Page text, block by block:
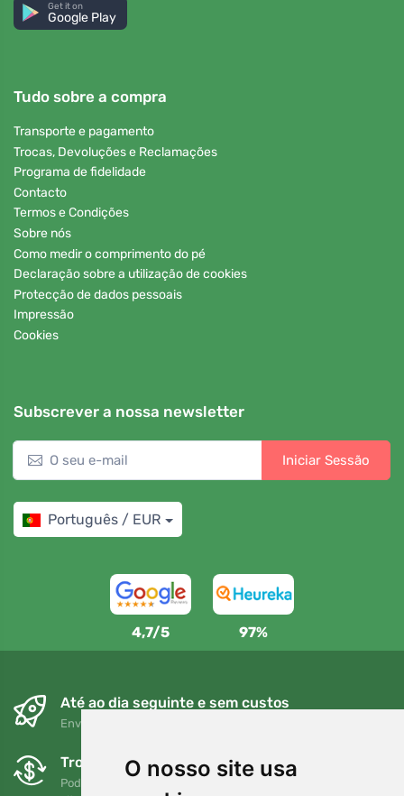
O nosso site usa
Get it on
Google Play
Tudo sobre a compra
Transporte e pagamento
Trocas, Devoluções e Reclamações
Programa de fidelidade
Contacto
Termos e Condições
Sobre nós
Como medir o comprimento do pé
Declaração sobre a utilização de cookies
Protecção de dados pessoais
Impressão
Cookies
Subscrever a nossa newsletter
Iniciar Sessão
Português / EUR
4,7/5 97%
Até ao dia seguinte e sem custos
Envio gratuito para encomendas superiores a 80 EUR
Trocas e devoluções gratuitas
Pode devolver ou trocar a sua encomenda em qualquer